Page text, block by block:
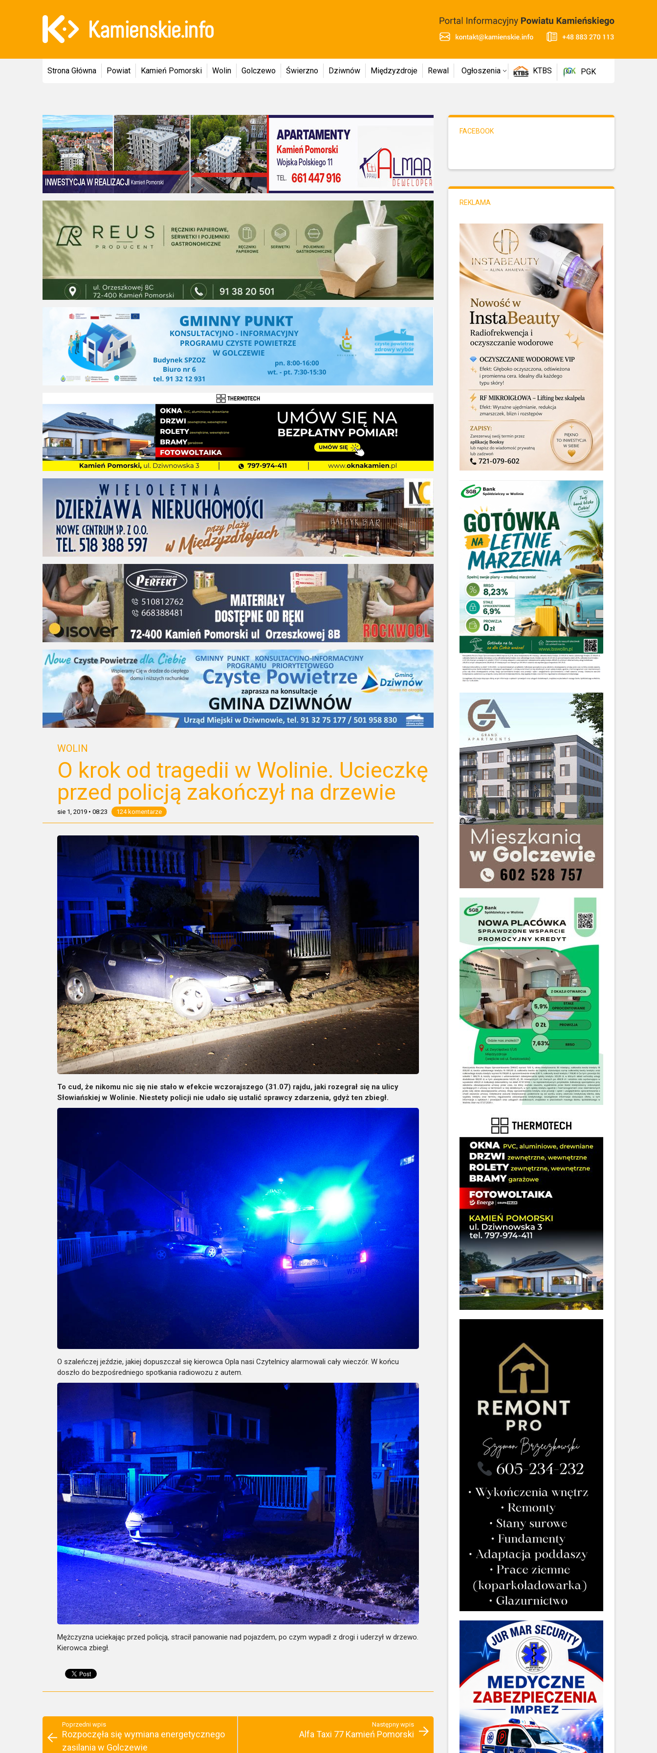
Strona Główna Powiat Kamień Pomorski Wolin Golczewo Świerzno Dziwnów Międzyzdroje Rewal Ogłoszenia KTBS PGK
WOLIN
O krok od tragedii w Wolinie. Ucieczkę
przed policją zakończył na drzewie
sie 1, 2019 • 08:23 124 komentarze
To cud, że nikomu nic się nie stało w efekcie wczorajszego (31.07) rajdu, jaki rozegrał się na ulicy
Słowiańskiej w Wolinie. Niestety policji nie udało się ustalić sprawcy zdarzenia, gdyż ten zbiegł.
O szaleńczej jeździe, jakiej dopuszczał się kierowca Opla nasi Czytelnicy alarmowali cały wieczór. W końcu
doszło do bezpośredniego spotkania radiowozu z autem.
Mężczyzna uciekając przed policją, stracił panowanie nad pojazdem, po czym wypadł z drogi i uderzył w drzewo.
Kierowca zbiegł.
Poprzedni wpis
Rozpoczęła się wymiana energetycznego
zasilania w Golczewie
Następny wpis
Alfa Taxi 77 Kamień Pomorski
FACEBOOK
REKLAMA